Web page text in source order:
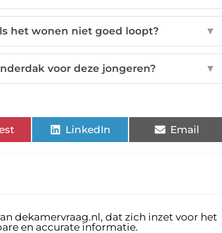
het wonen niet goed loopt? ▼
voor deze jongeren? ▼
LinkedIn Email
dekamervraag.nl, dat zich inzet voor het
en accurate informatie.